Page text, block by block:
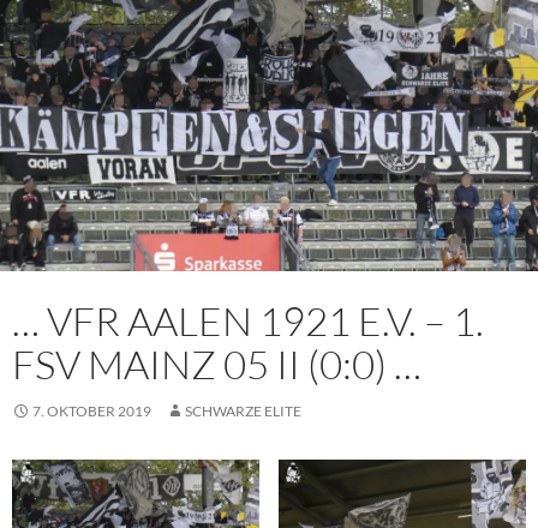
… VFR AALEN 1921 E.V. – 1.
FSV MAINZ 05 II (0:0) …
7. OKTOBER 2019 SCHWARZE ELITE